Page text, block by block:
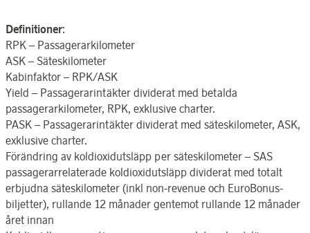
Definitioner:
RPK – Passagerarkilometer
ASK – Säteskilometer
Kabinfaktor – RPK/ASK
Yield – Passagerarintäkter dividerat med betalda
passagerarkilometer, RPK, exklusive charter.
PASK – Passagerarintäkter dividerat med säteskilometer, ASK,
exklusive charter.
Förändring av koldioxidutsläpp per säteskilometer – SAS
passagerarrelaterade koldioxidutsläpp dividerat med totalt
erbjudna säteskilometer (inkl non-revenue och EuroBonus-
biljetter), rullande 12 månader gentemot rullande 12 månader
året innan